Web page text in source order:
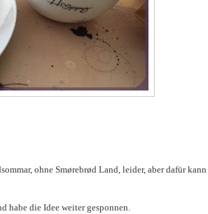
ohne Smørebrød Land, leider, aber dafür kann
habe die Idee weiter gesponnen.